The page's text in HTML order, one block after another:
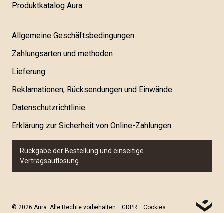
Produktkatalog Aura
Allgemeine Geschäftsbedingungen
Zahlungsarten und methoden
Lieferung
Reklamationen, Rücksendungen und Einwände
Datenschutzrichtlinie
Erklärung zur Sicherheit von Online-Zahlungen
Rückgabe der Bestellung und einseitige
Vertragsauflösung
© 2026 Aura. Alle Rechte vorbehalten GDPR Cookies